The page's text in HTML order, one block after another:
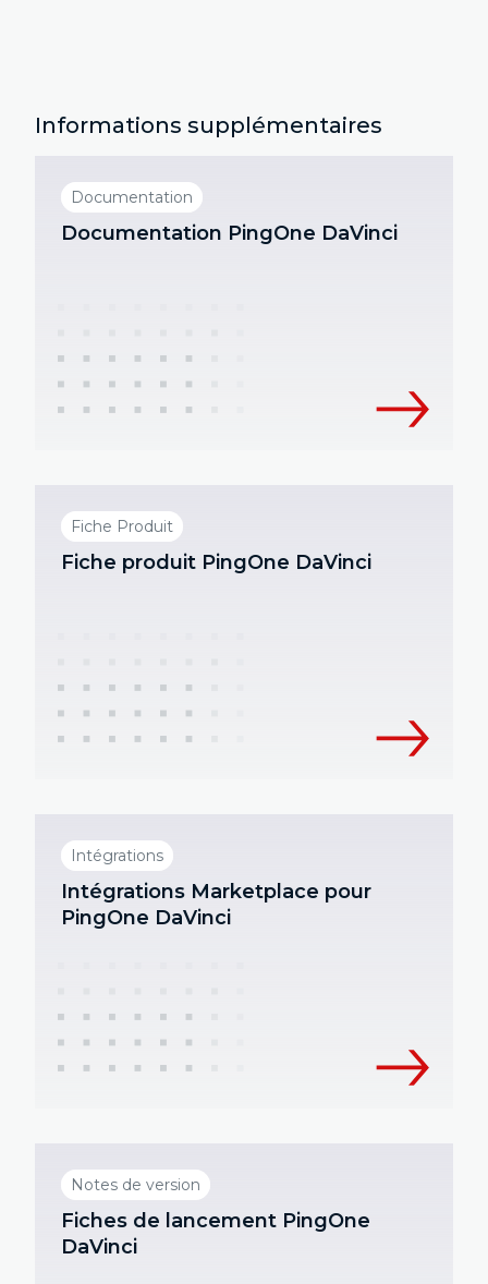
Informations supplémentaires
Documentation
Documentation PingOne DaVinci
Fiche Produit
Fiche produit PingOne DaVinci
Intégrations
Intégrations Marketplace pour
PingOne DaVinci
Notes de version
Fiches de lancement PingOne
DaVinci